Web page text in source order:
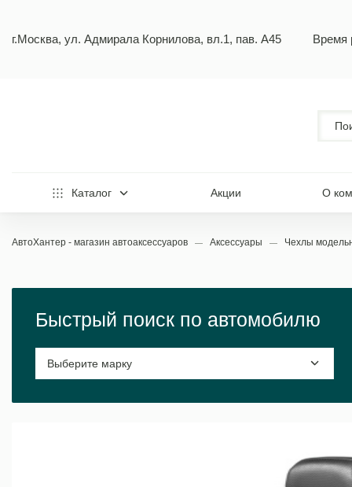
г.Москва, ул. Адмирала Корнилова, вл.1, пав. А45 Время
Каталог Акции О
АвтоХантер - магазин автоаксессуаров Аксессуары Чехлы
Быстрый поиск по автомобилю